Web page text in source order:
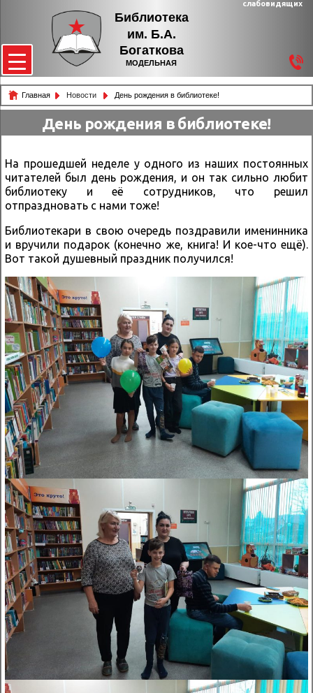
Библиотека
им. Б.А.
Богаткова
МОДЕЛЬНАЯ
слабовидящих
Главная Новости День рождения в библиотеке!
День рождения в библиотеке!
На прошедшей неделе у одного из наших постоянных
читателей был день рождения, и он так сильно любит
библиотеку и её сотрудников, что решил
отпраздновать с нами тоже!
Библиотекари в свою очередь поздравили именинника
и вручили подарок (конечно же, книга! И кое-что ещё).
Вот такой душевный праздник получился!